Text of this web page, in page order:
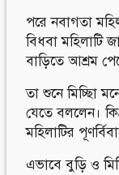
পরে নবাগতা
বিধবা মহিলাটি
বাড়িতে আশ্রম
তা শুনে মিচ্ছিা
যেতে বললেন।
মহিলাটির
এভাবে বুড়ি ও